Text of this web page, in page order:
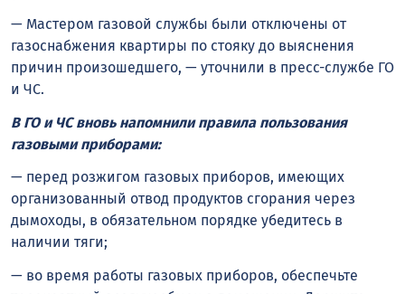
— Мастером газовой службы были отключены от
газоснабжения квартиры по стояку до выяснения
причин произошедшего, — уточнили в пресс-службе ГО
и ЧС.
В ГО и ЧС вновь напомнили правила пользования
газовыми приборами:
— перед розжигом газовых приборов, имеющих
организованный отвод продуктов сгорания через
дымоходы, в обязательном порядке убедитесь в
наличии тяги;
— во время работы газовых приборов, обеспечьте